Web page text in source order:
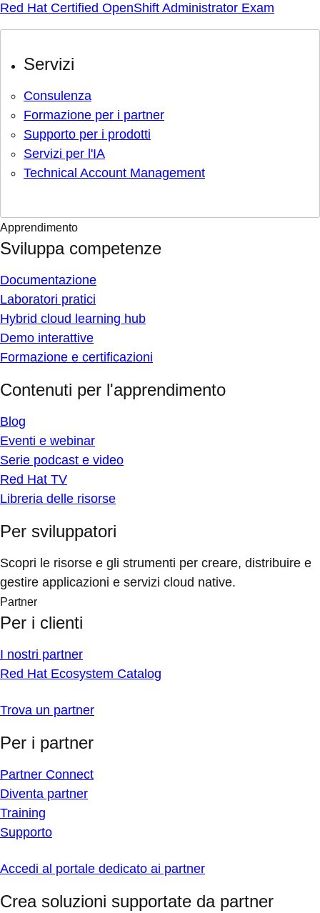
Red Hat Certified OpenShift Administrator Exam
Servizi
Consulenza
Formazione per i partner
Supporto per i prodotti
Servizi per l'IA
Technical Account Management
Apprendimento
Sviluppa competenze
Documentazione
Laboratori pratici
Hybrid cloud learning hub
Demo interattive
Formazione e certificazioni
Contenuti per l'apprendimento
Blog
Eventi e webinar
Serie podcast e video
Red Hat TV
Libreria delle risorse
Per sviluppatori
Scopri le risorse e gli strumenti per creare, distribuire e
gestire applicazioni e servizi cloud native.
Partner
Per i clienti
I nostri partner
Red Hat Ecosystem Catalog
Trova un partner
Per i partner
Partner Connect
Diventa partner
Training
Supporto
Accedi al portale dedicato ai partner
Crea soluzioni supportate da partner